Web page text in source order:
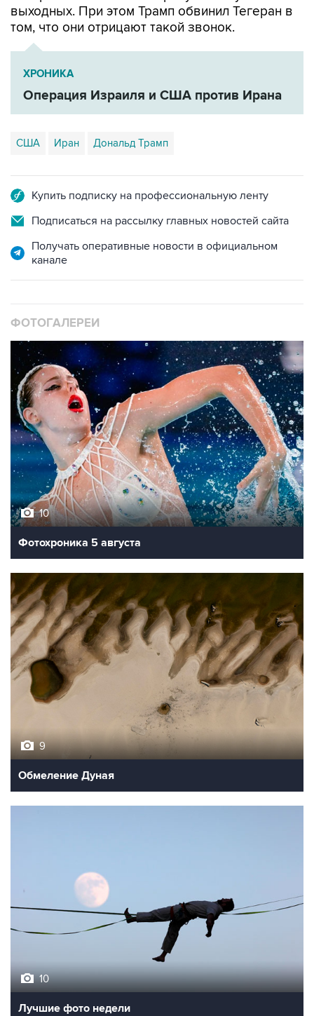
выходных. При этом Трамп обвинил Тегеран в
том, что они отрицают такой звонок.
ХРОНИКА
Операция Израиля и США против Ирана
США Иран Дональд Трамп
Купить подписку на профессиональную ленту
Подписаться на рассылку главных новостей сайта
Получать оперативные новости в официальном
канале
ФОТОГАЛЕРЕИ
10
Фотохроника 5 августа
9
Обмеление Дуная
10
Лучшие фото недели